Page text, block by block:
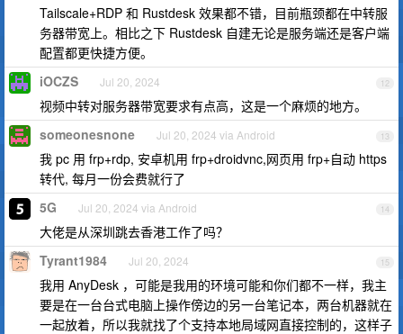
Tailscale+RDP 和 Rustdesk 效果都不错，目前瓶颈都在中转服
务器带宽上。相比之下 Rustdesk 自建无论是服务端还是客户端
配置都更快捷方便。
12
iOCZS Jul 20, 2024
视频中转对服务器带宽要求有点高，这是一个麻烦的地方。
13
someonesnone Jul 20, 2024 via Android
我 pc 用 frp+rdp, 安卓机用 frp+droidvnc,网页用 frp+自动 https
转代, 每月一份会费就行了
14
5G Jul 20, 2024 via Android
大佬是从深圳跳去香港工作了吗？
15
Tyrant1984 Jul 20, 2024
我用 AnyDesk ，可能是我用的环境可能和你们都不一样，我主
要是在一台台式电脑上操作傍边的另一台笔记本，两台机器就在
一起放着，所以我就找了个支持本地局域网直接控制的，这样子